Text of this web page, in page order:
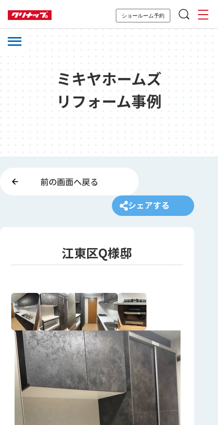
ショールーム予約
ミキヤホームズ
リフォーム事例
前の画面へ戻る
シェアする
江東区Q様邸